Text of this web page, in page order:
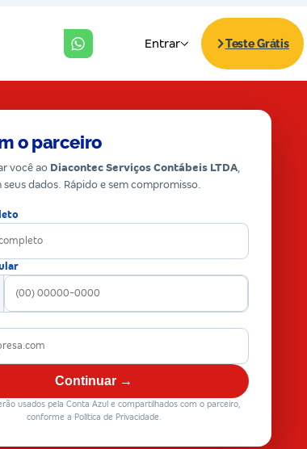
o parceiro
você ao Diacontec Serviços Contábeis LTDA,
dados. Rápido e sem compromisso.
Continuar →
usados pela Conta Azul e compartilhados com o parceiro,
conforme a Política de Privacidade.